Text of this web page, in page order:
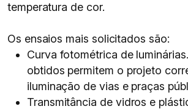
temperatura de cor.
Os ensaios mais solicitados são:
Curva fotométrica de
obtidos permitem o projeto
iluminação de vias e praças
Transmitância de vidros e